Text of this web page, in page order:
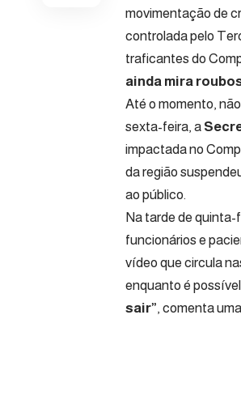
movimentação de
controlada pelo
traficantes do
ainda mira
Até o momento,
sexta-feira, a
impactada no
da região
ao público.
Na tarde de
funcionários e
vídeo que circula
enquanto é
sair”, comenta